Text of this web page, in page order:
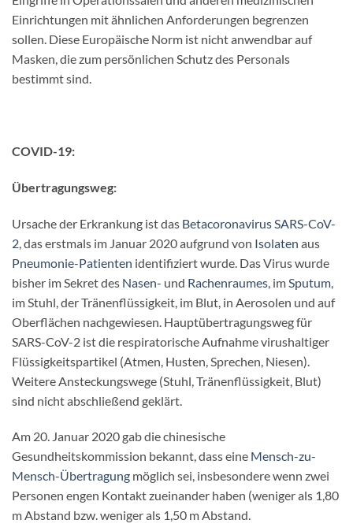
Einrichtungen mit ähnlichen Anforderungen begrenzen
sollen. Diese Europäische Norm ist nicht anwendbar auf
Masken, die zum persönlichen Schutz des Personals
bestimmt sind.
COVID-19:
Übertragungsweg:
Ursache der Erkrankung ist das Betacoronavirus SARS-CoV-
2 , das erstmals im Januar 2020 aufgrund von Isolaten aus
Pneumonie-Patienten identifiziert wurde. Das Virus wurde
bisher im Sekret des Nasen- und Rachenraumes , im Sputum
im Stuhl, der Tränenflüssigkeit, im Blut, in Aerosolen und auf
Oberflächen nachgewiesen. Hauptübertragungsweg für
SARS-CoV-2 ist die respiratorische Aufnahme virushaltiger
Flüssigkeitspartikel (Atmen, Husten, Sprechen, Niesen).
Weitere Ansteckungswege (Stuhl, Tränenflüssigkeit, Blut)
sind nicht abschließend geklärt.
Am 20. Januar 2020 gab die chinesische
Gesundheitskommission bekannt, dass eine Mensch-zu-
Mensch-Übertragung möglich sei, insbesondere wenn zwei
Personen engen Kontakt zueinander haben (weniger als 1,80
m Abstand bzw. weniger als 1,50 m Abstand.